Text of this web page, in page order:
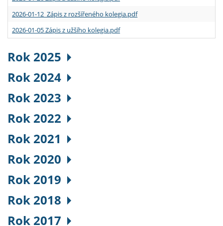
2026-01-12 Zápis z rozšířeného kolegia.pdf
2026-01-05 Zápis z užšího kolegia.pdf
Rok 2025
Rok 2024
Rok 2023
Rok 2022
Rok 2021
Rok 2020
Rok 2019
Rok 2018
Rok 2017